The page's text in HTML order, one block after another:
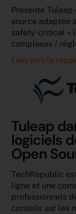
Présente
source adaptée
safety-critical »
complexes /
Lien vers le
Tuleap
logiciels
Open
TechRepublic
ligne et une
professionnels
conseils sur les